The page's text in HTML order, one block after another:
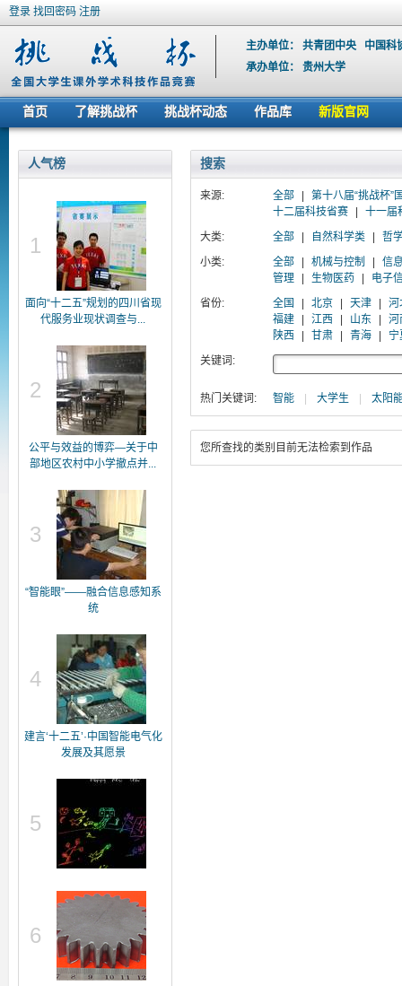
登录 找回密码 注册
主办单位：共青团中央
中国科
承办单位：贵州大学
首页 了解挑战杯 挑战杯动态 作品库 新版官网
人气榜
1
面向“十二五”规划的四川省现
代服务业现状调查与...
2
公平与效益的博弈—关于中
部地区农村中小学撤点并...
3
“智能眼”——融合信息感知系
统
4
建言‘十二五’·中国智能电气化
发展及其愿景
5
6
搜索
来源: 全部
第十八届“挑战杯”
十二届科技省赛
十一届
大类:
全部 自然科学类
哲
小类:
全部 机械与控制
信
管理
生物医药
电子
省份:
全国 北京 天津
河
福建
江西 山东
河
陕西
甘肃 青海
宁
关键词:
热门关键词: 智能 大学生 太阳
您所查找的类别目前无法检索到作品